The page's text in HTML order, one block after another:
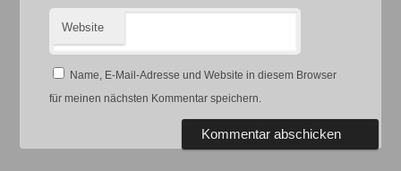
Website
Name, E-Mail-Adresse und Website in diesem Browser
für meinen nächsten Kommentar speichern.